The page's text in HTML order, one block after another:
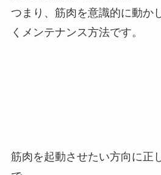
つまり、筋肉を意識的に動か
くメンテナンス方法です。
筋肉を起動させたい方向に正